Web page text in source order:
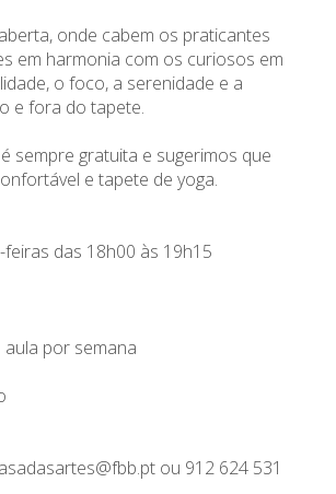
onde cabem os praticantes
em harmonia com os curiosos em
o foco, a serenidade e a
e fora do tapete.
sempre gratuita e sugerimos que
e tapete de yoga.
das 18h00 às 19h15
por semana
ou 912 624 531